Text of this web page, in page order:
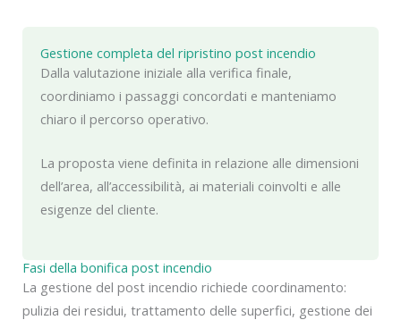
Fasi della bonifica post incendio
La gestione del post incendio richiede coordinamento:
pulizia dei residui, trattamento delle superfici, gestione dei
Gestione completa del ripristino post incendio
Dalla valutazione iniziale alla verifica finale,
coordiniamo i passaggi concordati e manteniamo
chiaro il percorso operativo.
La proposta viene definita in relazione alle dimensioni
dell’area, all’accessibilità, ai materiali coinvolti e alle
esigenze del cliente.